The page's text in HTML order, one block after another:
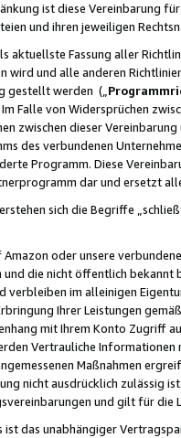
ist diese Vereinbarung
und ihren jeweiligen
aktuellste Fassung aller
wird und alle anderen
gestellt werden („
Falle von Widersprüchen
zwischen dieser
des verbundenen
Programm. Diese
dar und ersetzt
sich die Begriffe
oder unsere
die nicht öffentlich
verbleiben im alleinigen
Ihrer Leistungen
mit Ihrem Konto
Vertrauliche
Maßnahmen
nicht ausdrücklich zulässig
und gilt für die
ist das unabhängiger